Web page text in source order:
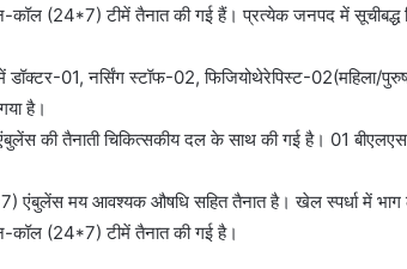
(24*7) टीमें तैनात की गई हैं। प्रत्येक जनपद में सूचीबद्ध
01, नर्सिंग स्टॉफ-02, फिजियोथेरेपिस्ट-02(महिला/पुरुष)
है।
की तैनाती चिकित्सकीय दल के साथ की गई है। 01
मय आवश्यक औषधि सहित तैनात है। खेल स्पर्धा में भाग
कॉल (24*7) टीमें तैनात की गई है।